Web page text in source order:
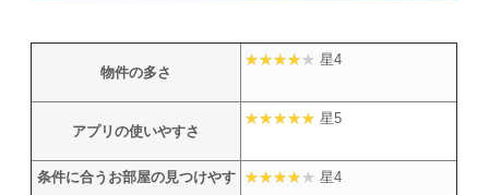
物件の多さ
星4
アプリの使いやすさ
星5
条件に合うお部屋の見つけやす
星4